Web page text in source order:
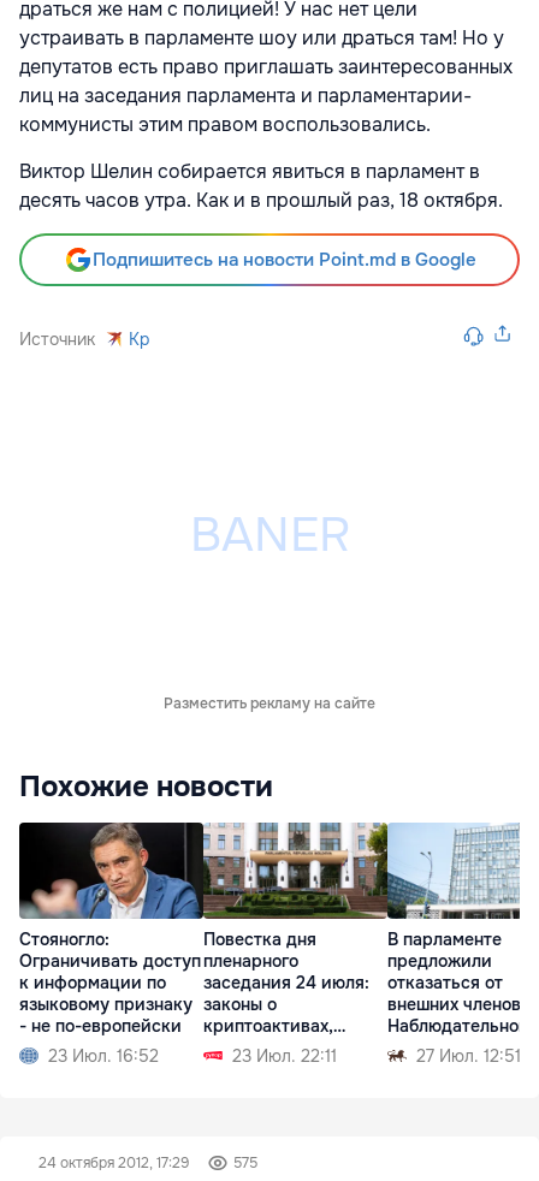
драться же нам с полицией! У нас нет цели
устраивать в парламенте шоу или драться там! Но у
депутатов есть право приглашать заинтересованных
лиц на заседания парламента и парламентарии-
коммунисты этим правом воспользовались.
Виктор Шелин собирается явиться в парламент в
десять часов утра. Как и в прошлый раз, 18 октября.
Подпишитесь на новости Point.md в Google
Источник Kp
Разместить рекламу на сайте
Похожие новости
Стояногло:
Ограничивать доступ
к информации по
языковому признаку
- не по-европейски
23 Июл. 16:52
Повестка дня
пленарного
заседания 24 июля:
законы о
криптоактивах,
судебной реформе
23 Июл. 22:11
В парламенте
предложили
отказаться от
внешних членов
Наблюдательного
совета НБМ
27 Июл. 12:51
24 октября 2012, 17:29 575